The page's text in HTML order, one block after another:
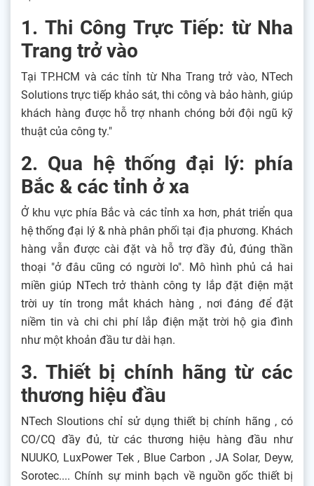
1. Thi Công Trực Tiếp: từ Nha
Trang trở vào
Tại TP.HCM và các tỉnh từ Nha Trang trở vào, NTech
Solutions trực tiếp khảo sát, thi công và bảo hành, giúp
khách hàng được hỗ trợ nhanh chóng bởi đội ngũ kỹ
thuật của công ty."
2. Qua hệ thống đại lý: phía
Bắc & các tỉnh ở xa
Ở khu vực phía Bắc và các tỉnh xa hơn, phát triển qua
hệ thống đại lý & nhà phân phối tại địa phương. Khách
hàng vẫn được cài đặt và hỗ trợ đầy đủ, đúng thần
thoại "ở đâu cũng có người lo". Mô hình phủ cả hai
miền giúp NTech trở thành công ty lắp đặt điện mặt
trời uy tín trong mắt khách hàng , nơi đáng để đặt
niềm tin và chi chi phí lắp điện mặt trời hộ gia đình
như một khoản đầu tư dài hạn.
3. Thiết bị chính hãng từ các
thương hiệu đầu
NTech Sloutions chỉ sử dụng thiết bị chính hãng , có
CO/CQ đầy đủ, từ các thương hiệu hàng đầu như
NUUKO, LuxPower Tek , Blue Carbon , JA Solar, Deyw,
Sorotec.... Chính sự minh bạch về nguồn gốc thiết bị